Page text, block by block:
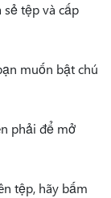
tệp và cấp
muốn bật chú
phải để mở
tệp, hãy bấm